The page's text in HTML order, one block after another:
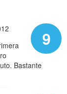
9
Bastante